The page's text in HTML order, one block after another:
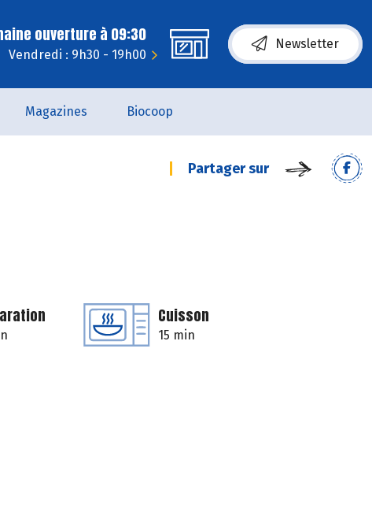
ouverture à 09:30
Vendredi : 9h30 - 19h00
Newsletter
Magazines Biocoop
Partager sur
Cuisson
15 min